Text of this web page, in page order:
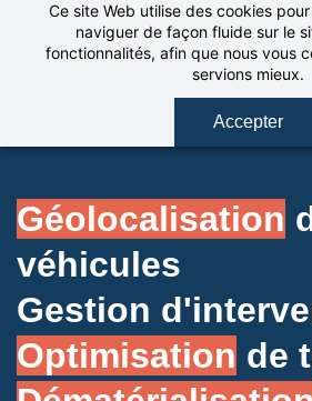
Ce site Web utilise des cookies
naviguer de façon fluide sur le
fonctionnalités, afin que nous vous
servions mieux.
Accepter
Géolocalisation
véhicules
​Gestion
Optimisation de